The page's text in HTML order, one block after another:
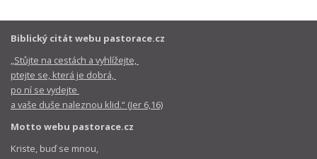
Biblický citát webu pastorace.cz
„Stůjte na cestách a vyhlížejte,
ptejte se, která je dobrá,
po ní se vydejte
a vaše duše naleznou klid.“ (Jer 6,16)
Motto webu pastorace.cz
Kriste, buď se mnou,